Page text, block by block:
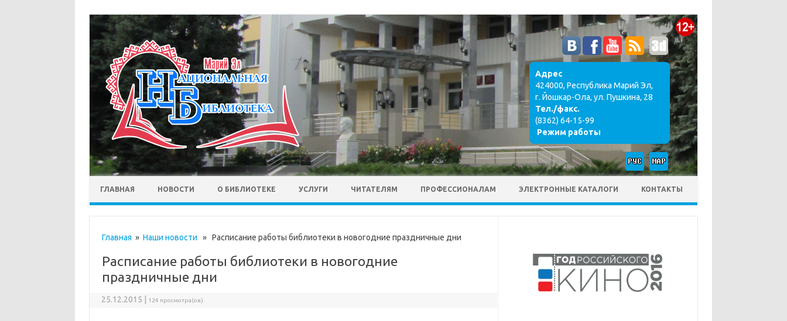
Адрес
424000, Республика Марий Эл,
г. Йошкар-Ола, ул. Пушкина, 28
Тел./факс.
(8362) 64-15-99
Режим работы
ГЛАВНАЯ НОВОСТИ О БИБЛИОТЕКЕ УСЛУГИ ЧИТАТЕЛЯМ ПРОФЕССИОНАЛАМ ЭЛЕКТРОННЫЕ КАТАЛОГИ КОНТАКТЫ
Главная » Наши новости » Расписание работы библиотеки в новогодние праздничные дни
Расписание работы библиотеки в новогодние
праздничные дни
25.12.2015 | 124 просмотра(ов)